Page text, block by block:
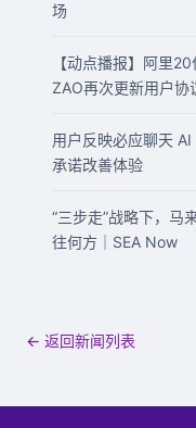
场
【动点播报】阿里
ZAO再次更新用户协
用户反映必应聊天
承诺改善体验
“三步走”战略下，马
往何方｜SEA Now
← 返回新闻列表